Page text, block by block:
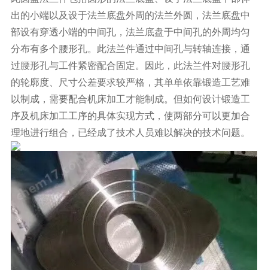
出的小端以及设于法兰底盘外周的法兰外圆，法兰底盘中
部设有穿透小端的中间孔，法兰底盘于中间孔的外周均匀
分布有多个腰形孔。 此法兰件通过中间孔与转轴连接，通
过腰形孔与工件紧密配合固定。因此，此法兰件对腰形孔
的轮廓度、尺寸公差要求较严格，其单单依靠锻造工艺难
以制成，需要配合机床加工才能制成。但如何设计锻造工
序及机床加工工序的具体实现方式，使两部分可以更加合
理地进行组合，已经成了技术人员难以解决的技术问题。